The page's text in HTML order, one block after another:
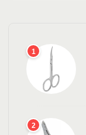
1
2